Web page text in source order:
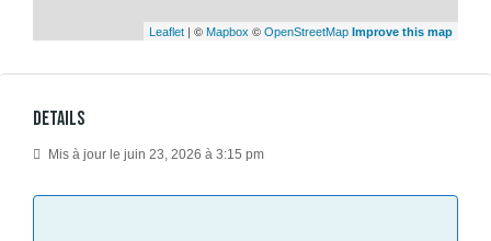
Leaflet | © Mapbox © OpenStreetMap Improve this map
Details
Mis à jour le juin 23, 2026 à 3:15 pm